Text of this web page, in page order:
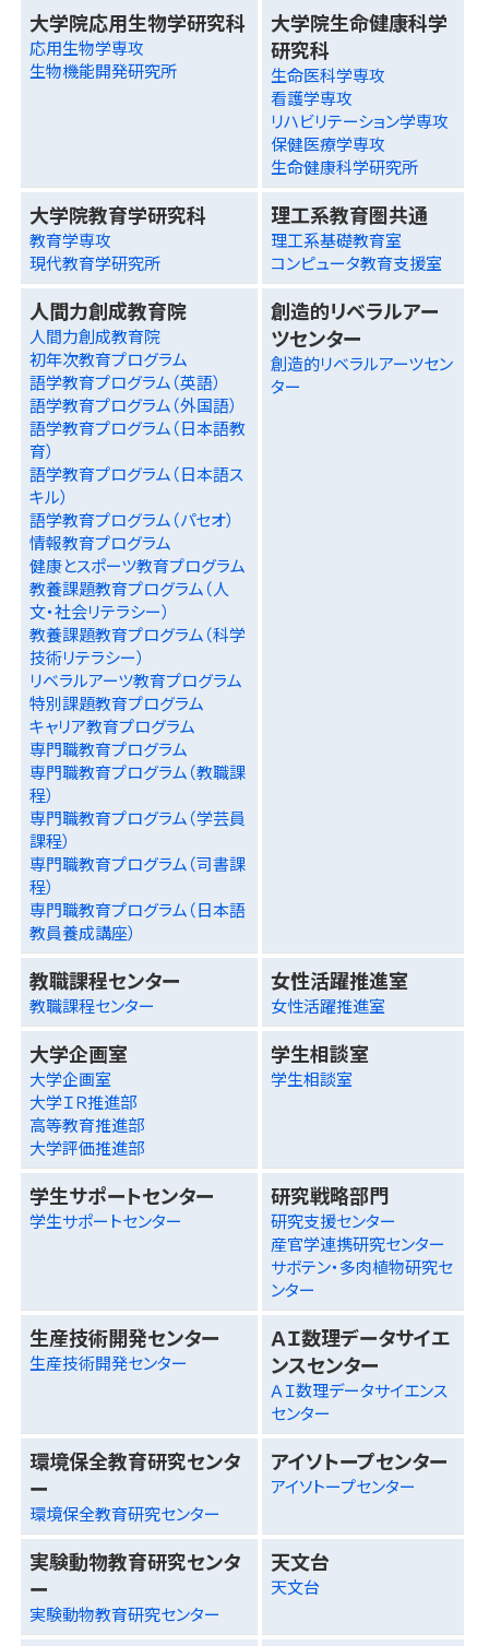
大学院応用生物学研究科
応用生物学専攻
生物機能開発研究所
大学院生命健康科学
研究科
生命医科学専攻
看護学専攻
リハビリテーション学専攻
保健医療学専攻
生命健康科学研究所
大学院教育学研究科
教育学専攻
現代教育学研究所
理工系教育圏共通
理工系基礎教育室
コンピュータ教育支援室
人間力創成教育院
人間力創成教育院
初年次教育プログラム
語学教育プログラム（英語）
語学教育プログラム（外国語）
語学教育プログラム（日本語教
育）
語学教育プログラム（日本語ス
キル）
語学教育プログラム（パセオ）
情報教育プログラム
健康とスポーツ教育プログラム
教養課題教育プログラム（人
文・社会リテラシー）
教養課題教育プログラム（科学
技術リテラシー）
リベラルアーツ教育プログラム
特別課題教育プログラム
キャリア教育プログラム
専門職教育プログラム
専門職教育プログラム（教職課
程）
専門職教育プログラム（学芸員
課程）
専門職教育プログラム（司書課
程）
専門職教育プログラム（日本語
教員養成講座）
創造的リベラルアー
ツセンター
創造的リベラルアーツセン
ター
教職課程センター
教職課程センター
女性活躍推進室
女性活躍推進室
大学企画室
大学企画室
大学ＩＲ推進部
高等教育推進部
大学評価推進部
学生相談室
学生相談室
学生サポートセンター
学生サポートセンター
研究戦略部門
研究支援センター
産官学連携研究センター
サボテン・多肉植物研究セ
ンター
生産技術開発センター
生産技術開発センター
ＡＩ数理データサイエ
ンスセンター
ＡＩ数理データサイエンス
センター
環境保全教育研究センタ
ー
環境保全教育研究センター
アイソトープセンター
アイソトープセンター
実験動物教育研究センタ
ー
実験動物教育研究センター
天文台
天文台